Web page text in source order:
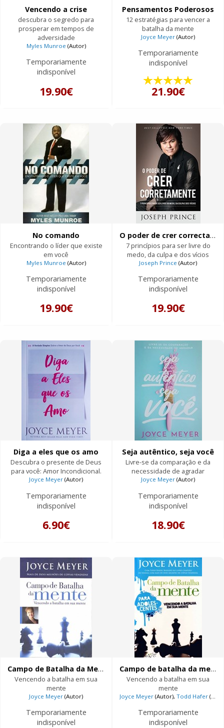
Vencendo a crise
descubra o segredo para
prosperar em tempos de
adversidade
Myles Munroe (Autor)
Temporariamente
indisponível
19.90€
Pensamentos Poderosos
12 estratégias para vencer a
batalha da mente
Joyce Meyer (Autor)
Temporariamente
indisponível
21.90€
No comando
Encontrando o líder que existe
em você
Myles Munroe (Autor)
Temporariamente
indisponível
19.90€
O poder de crer correctamente
7 princípios para ser livre do
medo, da culpa e dos vícios
Joseph Prince (Autor)
Temporariamente
indisponível
19.90€
Diga a eles que os amo
Descubra o presente de Deus
para você: Amor Incondicional.
Joyce Meyer (Autor)
Temporariamente
indisponível
6.90€
Seja autêntico, seja você
Livre-se da comparação e da
necessidade de agradar
Joyce Meyer (Autor)
Temporariamente
indisponível
18.90€
Campo de Batalha da Mente
Vencendo a batalha em sua
mente
Joyce Meyer (Autor)
Temporariamente
indisponível
Campo de batalha da mente para adolescentes
Vencendo a batalha em sua
mente
Joyce Meyer (Autor),Todd Hafer (Autor)
Temporariamente
indisponível